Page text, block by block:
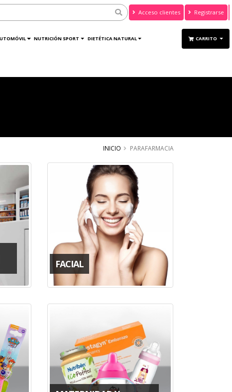
Acceso clientes Registrarse
NUTRICIÓN SPORT DIETÉTICA NATURAL CARRITO
INICIO PARAFARMACIA
FACIAL